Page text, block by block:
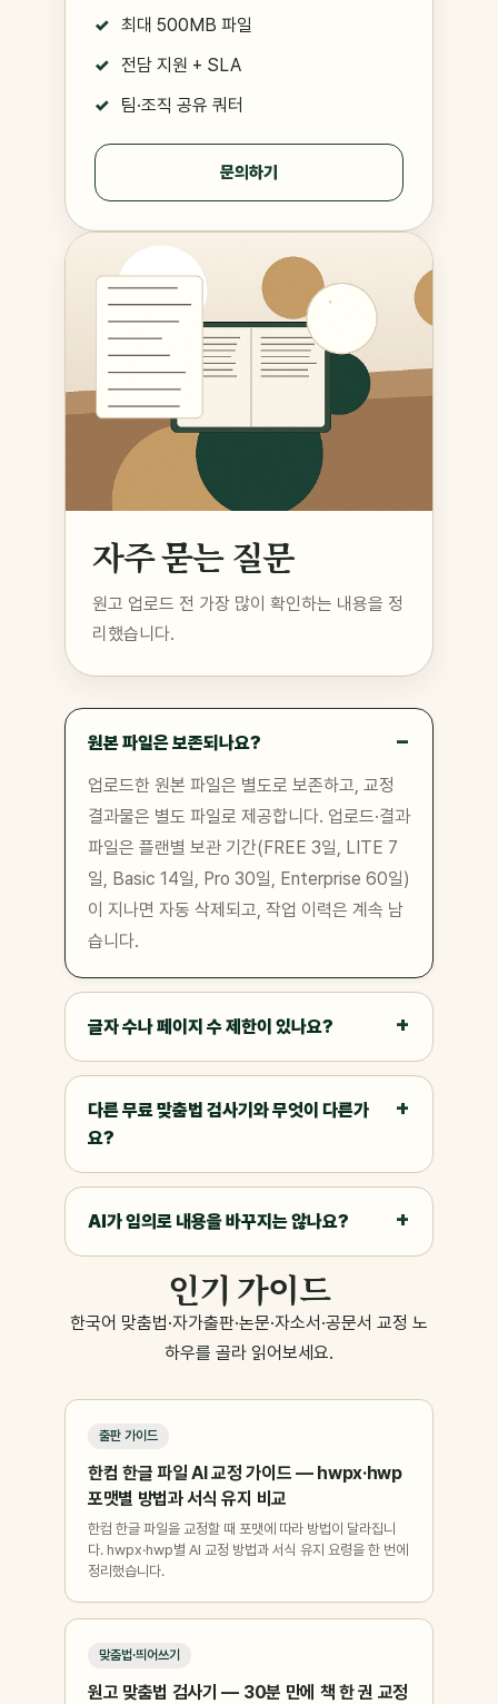
최대 500MB 파일
전담 지원 + SLA
팀·조직 공유 쿼터
문의하기
자주 묻는 질문
원고 업로드 전 가장 많이 확인하는 내용을 정
리했습니다.
원본 파일은 보존되나요?
업로드한 원본 파일은 별도로 보존하고, 교정
결과물은 별도 파일로 제공합니다. 업로드·결과
파일은 플랜별 보관 기간(FREE 3일, LITE 7
일, Basic 14일, Pro 30일, Enterprise 60일)
이 지나면 자동 삭제되고, 작업 이력은 계속 남
습니다.
글자 수나 페이지 수 제한이 있나요?
다른 무료 맞춤법 검사기와 무엇이 다른가
요?
AI가 임의로 내용을 바꾸지는 않나요?
인기 가이드
한국어 맞춤법·자가출판·논문·자소서·공문서 교정 노
하우를 골라 읽어보세요.
출판 가이드
한컴 한글 파일 AI 교정 가이드 — hwpx·hwp
포맷별 방법과 서식 유지 비교
한컴 한글 파일을 교정할 때 포맷에 따라 방법이 달라집니
다. hwpx·hwp별 AI 교정 방법과 서식 유지 요령을 한 번에
정리했습니다.
맞춤법·띄어쓰기
원고 맞춤법 검사기 — 30분 만에 책 한 권 교정